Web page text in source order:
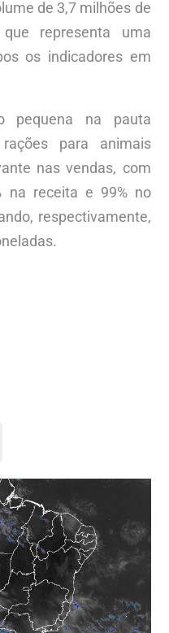
de 3,7 milhões de
representa uma
os indicadores em
pequena na pauta
para animais
nas vendas, com
na receita e 99% no
respectivamente,